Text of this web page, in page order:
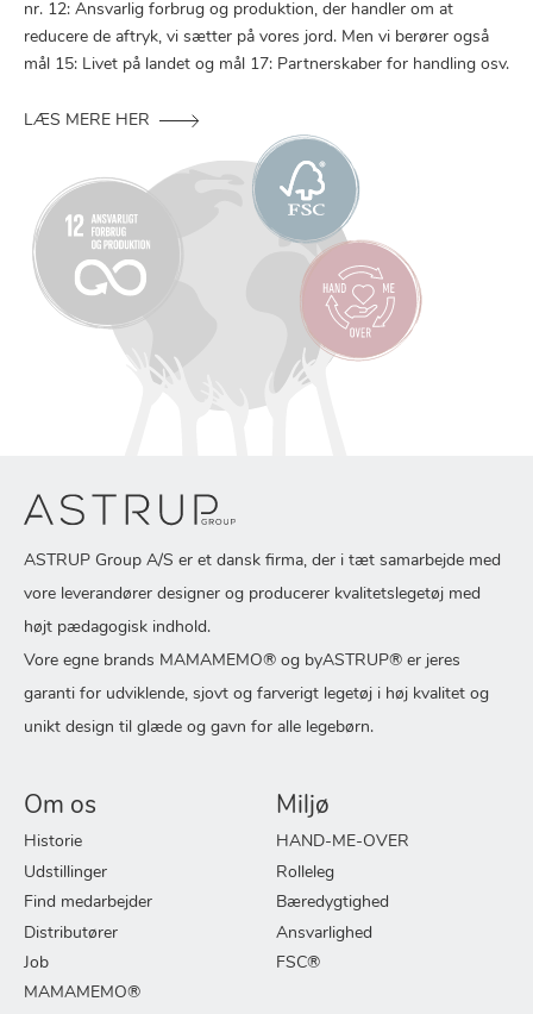
nr. 12: Ansvarlig forbrug og produktion, der handler om at
reducere de aftryk, vi sætter på vores jord. Men vi berører også
mål 15: Livet på landet og mål 17: Partnerskaber for handling osv.
LÆS MERE HER
ASTRUP Group A/S er et dansk firma, der i tæt samarbejde med
vore leverandører designer og producerer kvalitetslegetøj med
højt pædagogisk indhold.
Vore egne brands MAMAMEMO® og byASTRUP® er jeres
garanti for udviklende, sjovt og farverigt legetøj i høj kvalitet og
unikt design til glæde og gavn for alle legebørn.
Om os
Historie
Udstillinger
Find medarbejder
Distributører
Job
MAMAMEMO®
Miljø
HAND-ME-OVER
Rolleleg
Bæredygtighed
Ansvarlighed
FSC®